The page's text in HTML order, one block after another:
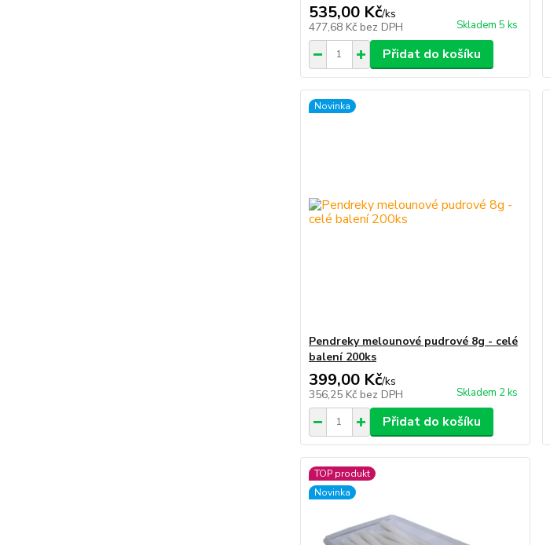
535,00 Kč/ks
477,68 Kč bez DPH Skladem 5 ks
Přidat do košíku
Novinka
Pendreky melounové pudrové 8g - celé
balení 200ks
399,00 Kč/ks
356,25 Kč bez DPH Skladem 2 ks
Přidat do košíku
TOP produkt
Novinka